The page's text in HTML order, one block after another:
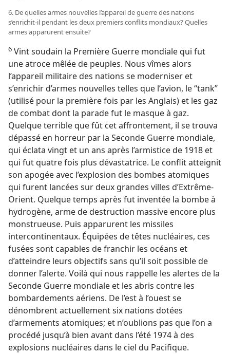
6. De quelles armes nouvelles l’appareil de guerre des nations
s’enrichit-​il pendant les deux premiers conflits mondiaux? Quelles
armes apparurent ensuite?
6 Vint soudain la Première Guerre mondiale qui fut
une atroce mêlée de peuples. Nous vîmes alors
l’appareil militaire des nations se moderniser et
s’enrichir d’armes nouvelles telles que l’avion, le “tank”
(utilisé pour la première fois par les Anglais) et les gaz
de combat dont la parade fut le masque à gaz.
Quelque terrible que fût cet affrontement, il se trouva
dépassé en horreur par la Seconde Guerre mondiale,
qui éclata vingt et un ans après l’armistice de 1918 et
qui fut quatre fois plus dévastatrice. Le conflit atteignit
son apogée avec l’explosion des bombes atomiques
qui furent lancées sur deux grandes villes d’Extrême-
Orient. Quelque temps après fut inventée la bombe à
hydrogène, arme de destruction massive encore plus
monstrueuse. Puis apparurent les missiles
intercontinentaux. Équipées de têtes nucléaires, ces
fusées sont capables de franchir les océans et
d’atteindre leurs objectifs sans qu’il soit possible de
donner l’alerte. Voilà qui nous rappelle les alertes de la
Seconde Guerre mondiale et les abris contre les
bombardements aériens. De l’est à l’ouest se
dénombrent actuellement six nations dotées
d’armements atomiques; et n’oublions pas que l’on a
procédé jusqu’à bien avant dans l’été 1974 à des
explosions nucléaires dans le ciel du Pacifique.